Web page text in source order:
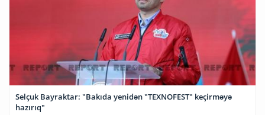
Selçuk Bayraktar: "Bakıda yenidən "TEXNOFEST" keçirməyə
hazırıq"